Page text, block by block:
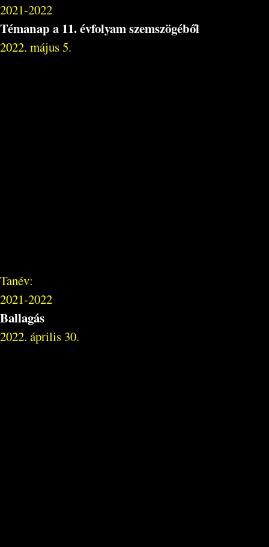
2021-2022
Témanap a 11. évfolyam szemszögéből
2022. május 5.
Tanév:
2021-2022
Ballagás
2022. április 30.